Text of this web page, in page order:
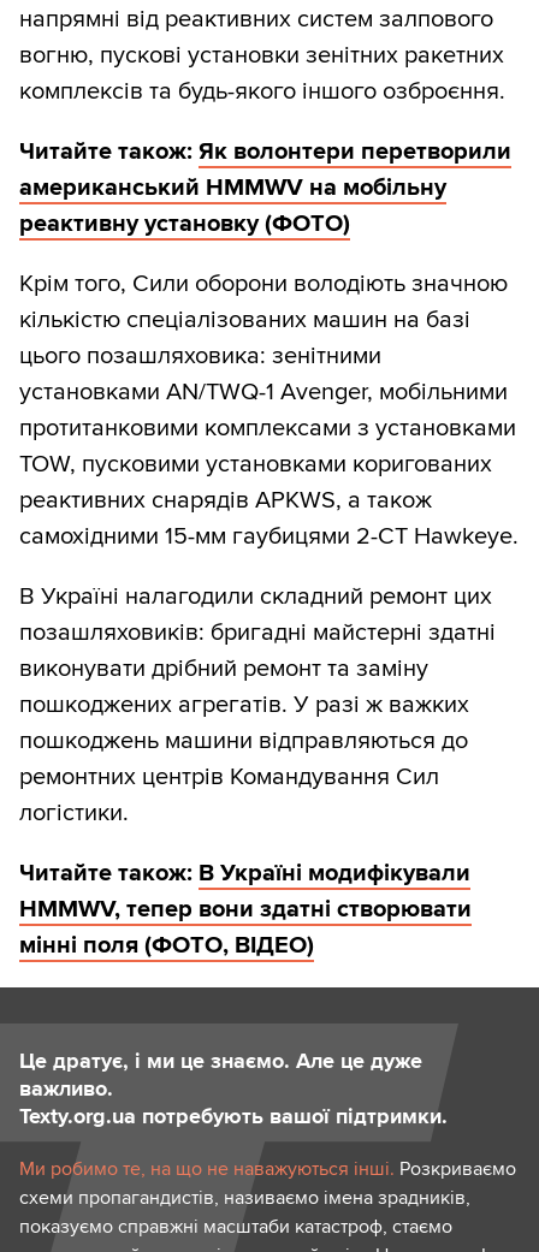
напрямні від реактивних систем залпового
вогню, пускові установки зенітних ракетних
комплексів та будь-якого іншого озброєння.
Читайте також: Як волонтери перетворили
американський HMMWV на мобільну
реактивну установку (ФОТО)
Крім того, Сили оборони володіють значною
кількістю спеціалізованих машин на базі
цього позашляховика: зенітними
установками AN/TWQ-1 Avenger, мобільними
протитанковими комплексами з установками
TOW, пусковими установками коригованих
реактивних снарядів APKWS, а також
самохідними 15-мм гаубицями 2-CT Hawkeye.
В Україні налагодили складний ремонт цих
позашляховиків: бригадні майстерні здатні
виконувати дрібний ремонт та заміну
пошкоджених агрегатів. У разі ж важких
пошкоджень машини відправляються до
ремонтних центрів Командування Сил
логістики.
Читайте також: В Україні модифікували
HMMWV, тепер вони здатні створювати
мінні поля (ФОТО, ВІДЕО)
Це дратує, і ми це знаємо. Але це дуже
важливо.
Texty.org.ua потребують вашої підтримки.
Ми робимо те, на що не наважуються інші. Розкриваємо
схеми пропагандистів, називаємо імена зрадників,
показуємо справжні масштаби катастроф, стаємо